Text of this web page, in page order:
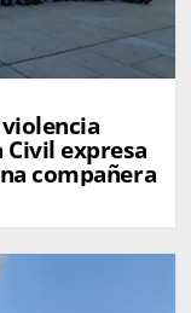
expresa
compañera